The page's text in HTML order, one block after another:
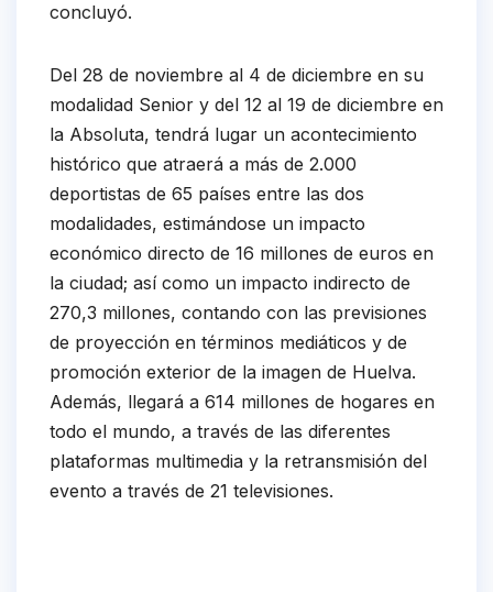
concluyó.
Del 28 de noviembre al 4 de diciembre en su
modalidad Senior y del 12 al 19 de diciembre en
la Absoluta, tendrá lugar un acontecimiento
histórico que atraerá a más de 2.000
deportistas de 65 países entre las dos
modalidades, estimándose un impacto
económico directo de 16 millones de euros en
la ciudad; así como un impacto indirecto de
270,3 millones, contando con las previsiones
de proyección en términos mediáticos y de
promoción exterior de la imagen de Huelva.
Además, llegará a 614 millones de hogares en
todo el mundo, a través de las diferentes
plataformas multimedia y la retransmisión del
evento a través de 21 televisiones.